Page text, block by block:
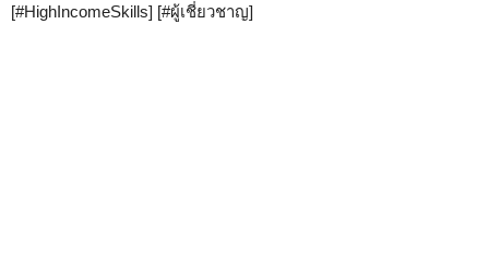
[#HighIncomeSkills] [#ผู้เชี่ยวชาญ]